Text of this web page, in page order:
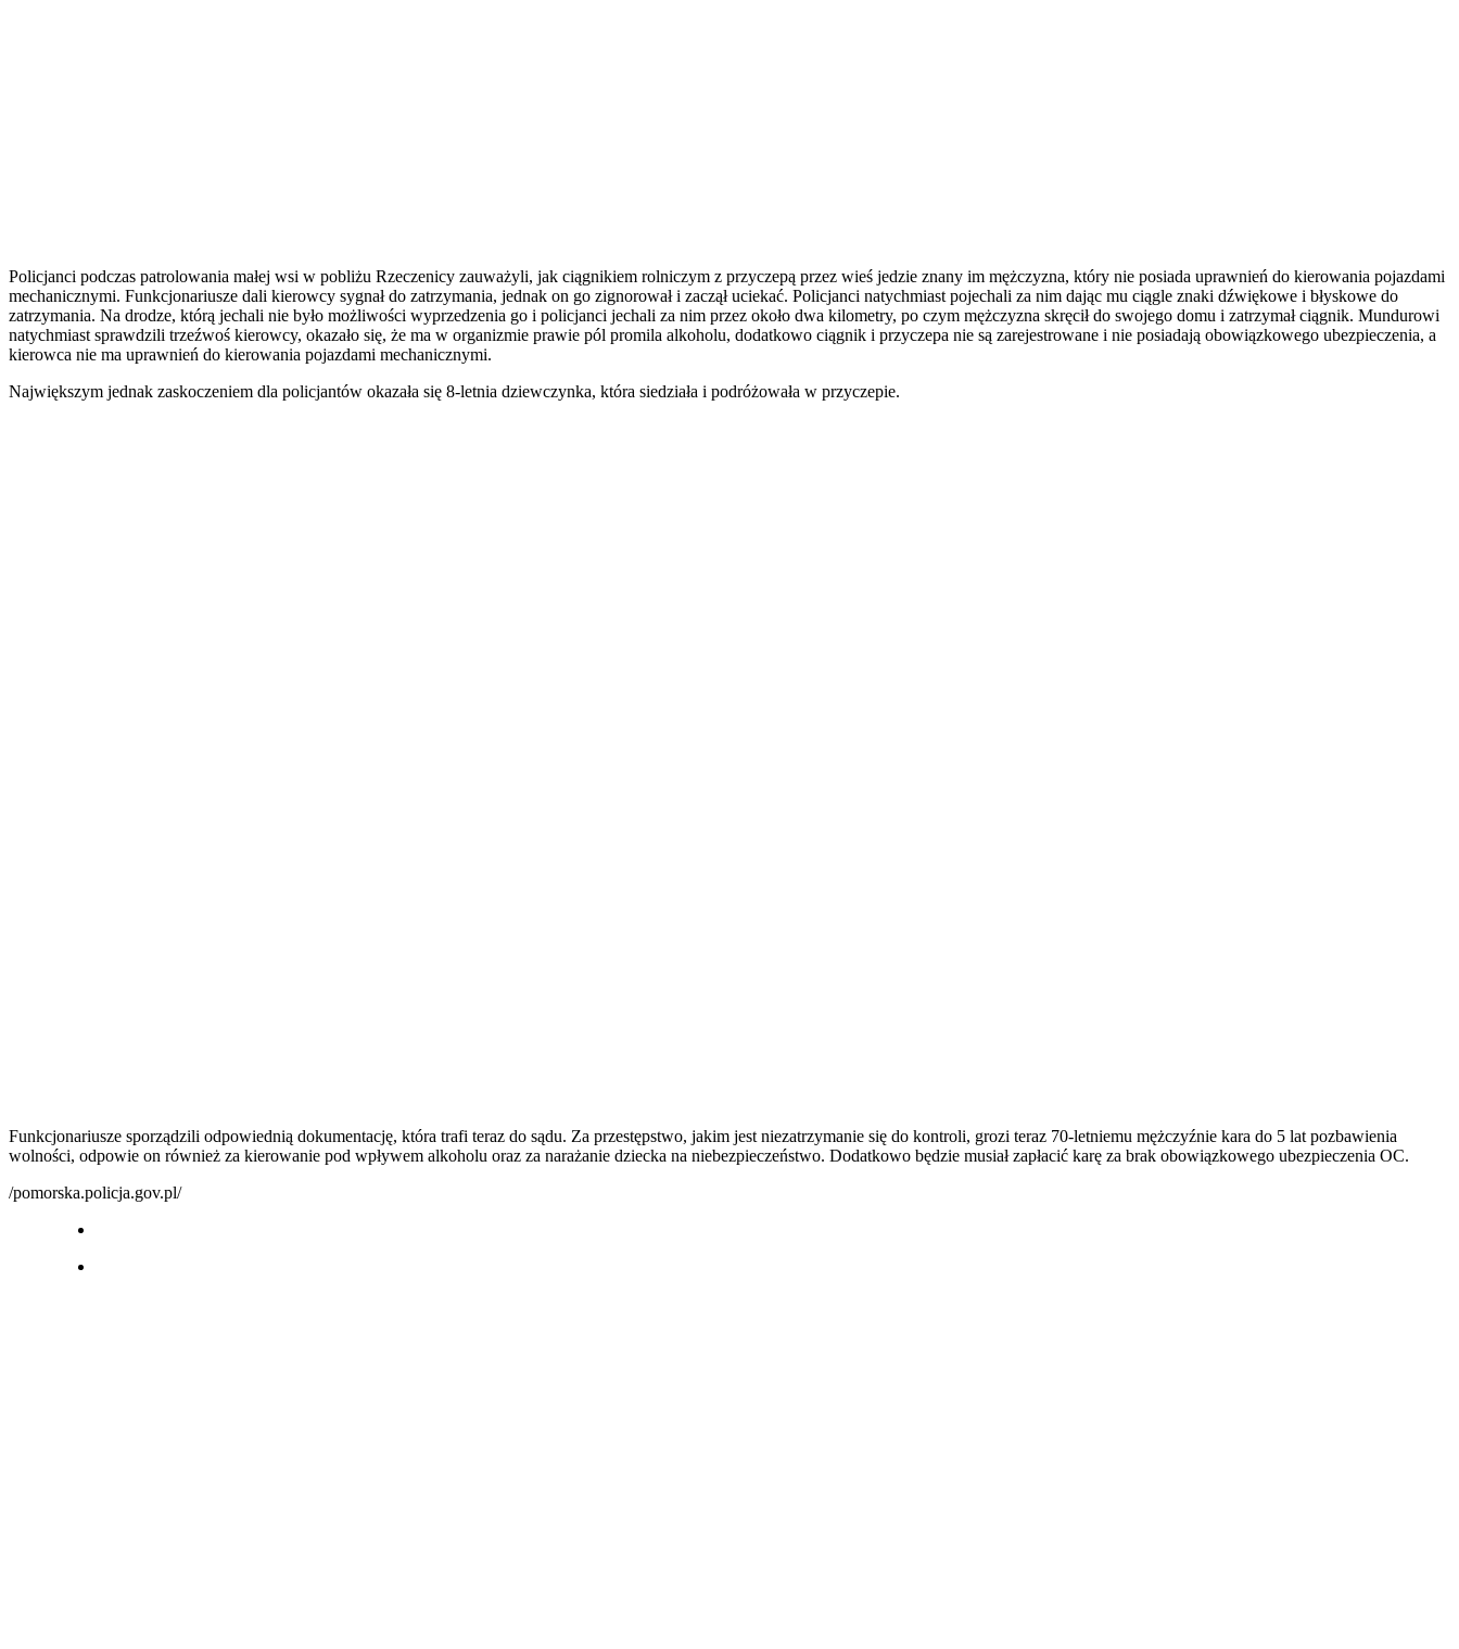
Policjanci podczas patrolowania małej wsi w pobliżu Rzeczenicy zauważyli, jak ciągnikiem rolniczym z przyczepą przez wieś jedzie znany im mężczyzna, który nie posiada uprawnień do kierowania pojazdami
mechanicznymi. Funkcjonariusze dali kierowcy sygnał do zatrzymania, jednak on go zignorował i zaczął uciekać. Policjanci natychmiast pojechali za nim dając mu ciągle znaki dźwiękowe i błyskowe do
zatrzymania. Na drodze, którą jechali nie było możliwości wyprzedzenia go i policjanci jechali za nim przez około dwa kilometry, po czym mężczyzna skręcił do swojego domu i zatrzymał ciągnik. Mundurowi
natychmiast sprawdzili trzeźwoś kierowcy, okazało się, że ma w organizmie prawie pól promila alkoholu, dodatkowo ciągnik i przyczepa nie są zarejestrowane i nie posiadają obowiązkowego ubezpieczenia, a
kierowca nie ma uprawnień do kierowania pojazdami mechanicznymi.
Największym jednak zaskoczeniem dla policjantów okazała się 8-letnia dziewczynka, która siedziała i podróżowała w przyczepie.
Funkcjonariusze sporządzili odpowiednią dokumentację, która trafi teraz do sądu. Za przestępstwo, jakim jest niezatrzymanie się do kontroli, grozi teraz 70-letniemu mężczyźnie kara do 5 lat pozbawienia
wolności, odpowie on również za kierowanie pod wpływem alkoholu oraz za narażanie dziecka na niebezpieczeństwo. Dodatkowo będzie musiał zapłacić karę za brak obowiązkowego ubezpieczenia OC.
/pomorska.policja.gov.pl/